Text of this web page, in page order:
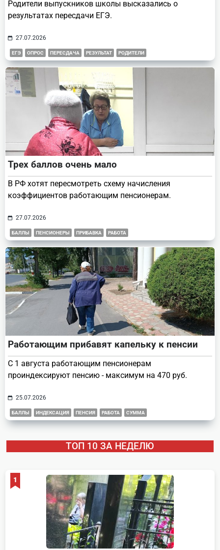
Родители выпускников школы высказались о
результатах пересдачи ЕГЭ.
27.07.2026
ЕГЭ ОПРОС ПЕРЕСДАЧА РЕЗУЛЬТАТ РОДИТЕЛИ
Трех баллов очень мало
В РФ хотят пересмотреть схему начисления
коэффициентов работающим пенсионерам.
27.07.2026
БАЛЛЫ ПЕНСИОНЕРЫ ПРИБАВКА РАБОТА
Работающим прибавят капельку к пенсии
С 1 августа работающим пенсионерам
проиндексируют пенсию - максимум на 470 руб.
25.07.2026
БАЛЛЫ ИНДЕКСАЦИЯ ПЕНСИЯ РАБОТА СУММА
ТОП 10 ЗА НЕДЕЛЮ